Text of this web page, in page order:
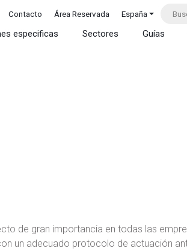
Contacto Área Reservada España
especificas Sectores Guías
de gran importancia en todas las
un adecuado protocolo de actuación